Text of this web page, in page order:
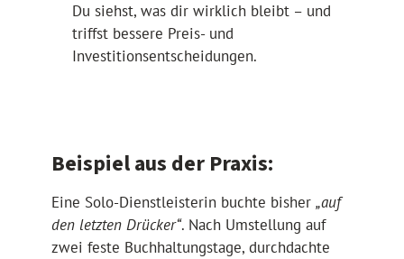
Du siehst, was dir wirklich bleibt – und
triffst bessere Preis- und
Investitionsentscheidungen.
Beispiel aus der Praxis:
Eine Solo-Dienstleisterin buchte bisher„auf
den letzten Drücker“. Nach Umstellung auf
zwei feste Buchhaltungstage, durchdachte